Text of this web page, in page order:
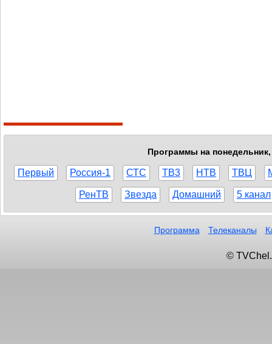
Программы на понедельник,
Первый Россия-1 СТС ТВ3 НТВ ТВЦ
РенТВ Звезда Домашний 5 канал
Программа Телеканалы
©